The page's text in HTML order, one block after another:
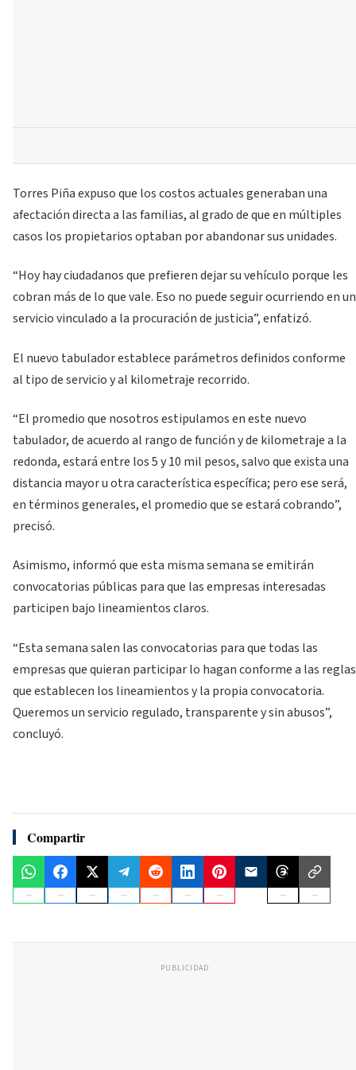
Torres Piña expuso que los costos actuales generaban una
afectación directa a las familias, al grado de que en múltiples
casos los propietarios optaban por abandonar sus unidades.
“Hoy hay ciudadanos que prefieren dejar su vehículo porque les
cobran más de lo que vale. Eso no puede seguir ocurriendo en un
servicio vinculado a la procuración de justicia”, enfatizó.
El nuevo tabulador establece parámetros definidos conforme
al tipo de servicio y al kilometraje recorrido.
“El promedio que nosotros estipulamos en este nuevo
tabulador, de acuerdo al rango de función y de kilometraje a la
redonda, estará entre los 5 y 10 mil pesos, salvo que exista una
distancia mayor u otra característica específica; pero ese será,
en términos generales, el promedio que se estará cobrando”,
precisó.
Asimismo, informó que esta misma semana se emitirán
convocatorias públicas para que las empresas interesadas
participen bajo lineamientos claros.
“Esta semana salen las convocatorias para que todas las
empresas que quieran participar lo hagan conforme a las reglas
que establecen los lineamientos y la propia convocatoria.
Queremos un servicio regulado, transparente y sin abusos”,
concluyó.
Compartir
PUBLICIDAD